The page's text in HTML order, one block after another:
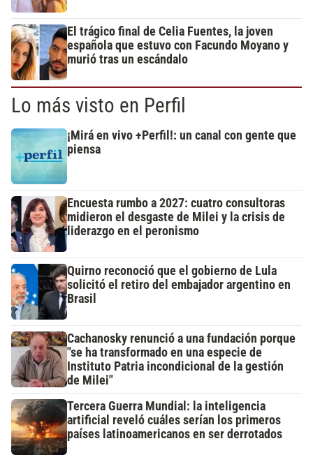
El trágico final de Celia Fuentes, la joven
española que estuvo con Facundo Moyano y
murió tras un escándalo
Lo más visto en Perfil
¡Mirá en vivo +Perfil!: un canal con gente que
piensa
Encuesta rumbo a 2027: cuatro consultoras
midieron el desgaste de Milei y la crisis de
liderazgo en el peronismo
Quirno reconoció que el gobierno de Lula
solicitó el retiro del embajador argentino en
Brasil
Cachanosky renunció a una fundación porque
"se ha transformado en una especie de
Instituto Patria incondicional de la gestión
de Milei"
Tercera Guerra Mundial: la inteligencia
artificial reveló cuáles serían los primeros
países latinoamericanos en ser derrotados